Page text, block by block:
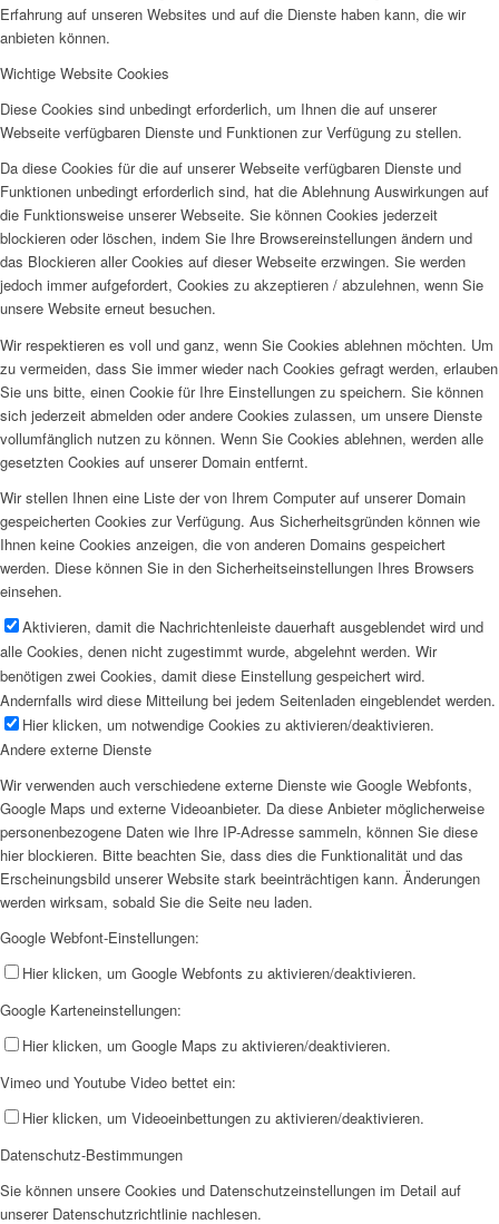
Erfahrung auf unseren Websites und auf die Dienste haben kann, die wir
anbieten können.
Wichtige Website Cookies
Diese Cookies sind unbedingt erforderlich, um Ihnen die auf unserer
Webseite verfügbaren Dienste und Funktionen zur Verfügung zu stellen.
Da diese Cookies für die auf unserer Webseite verfügbaren Dienste und
Funktionen unbedingt erforderlich sind, hat die Ablehnung Auswirkungen auf
die Funktionsweise unserer Webseite. Sie können Cookies jederzeit
blockieren oder löschen, indem Sie Ihre Browsereinstellungen ändern und
das Blockieren aller Cookies auf dieser Webseite erzwingen. Sie werden
jedoch immer aufgefordert, Cookies zu akzeptieren / abzulehnen, wenn Sie
unsere Website erneut besuchen.
Wir respektieren es voll und ganz, wenn Sie Cookies ablehnen möchten. Um
zu vermeiden, dass Sie immer wieder nach Cookies gefragt werden, erlauben
Sie uns bitte, einen Cookie für Ihre Einstellungen zu speichern. Sie können
sich jederzeit abmelden oder andere Cookies zulassen, um unsere Dienste
vollumfänglich nutzen zu können. Wenn Sie Cookies ablehnen, werden alle
gesetzten Cookies auf unserer Domain entfernt.
Wir stellen Ihnen eine Liste der von Ihrem Computer auf unserer Domain
gespeicherten Cookies zur Verfügung. Aus Sicherheitsgründen können wie
Ihnen keine Cookies anzeigen, die von anderen Domains gespeichert
werden. Diese können Sie in den Sicherheitseinstellungen Ihres Browsers
einsehen.
Aktivieren, damit die Nachrichtenleiste dauerhaft ausgeblendet wird und
alle Cookies, denen nicht zugestimmt wurde, abgelehnt werden. Wir
benötigen zwei Cookies, damit diese Einstellung gespeichert wird.
Andernfalls wird diese Mitteilung bei jedem Seitenladen eingeblendet werden.
Hier klicken, um notwendige Cookies zu aktivieren/deaktivieren.
Andere externe Dienste
Wir verwenden auch verschiedene externe Dienste wie Google Webfonts,
Google Maps und externe Videoanbieter. Da diese Anbieter möglicherweise
personenbezogene Daten wie Ihre IP-Adresse sammeln, können Sie diese
hier blockieren. Bitte beachten Sie, dass dies die Funktionalität und das
Erscheinungsbild unserer Website stark beeinträchtigen kann. Änderungen
werden wirksam, sobald Sie die Seite neu laden.
Google Webfont-Einstellungen:
Hier klicken, um Google Webfonts zu aktivieren/deaktivieren.
Google Karteneinstellungen:
Hier klicken, um Google Maps zu aktivieren/deaktivieren.
Vimeo und Youtube Video bettet ein:
Hier klicken, um Videoeinbettungen zu aktivieren/deaktivieren.
Datenschutz-Bestimmungen
Sie können unsere Cookies und Datenschutzeinstellungen im Detail auf
unserer Datenschutzrichtlinie nachlesen.